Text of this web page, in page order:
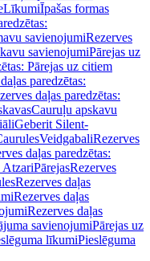
LīkumiĪpašas formas
savienojumiRezerves
savienojumiPārejas uz
Pārejas uz citiem
paredzētas:
daļas paredzētas:
Cauruļu apskavu
Geberit Silent-
VeidgabaliRezerves
daļas paredzētas:
AtzariPārejasRezerves
Rezerves daļas
Rezerves daļas
Rezerves daļas
savienojumiPārejas uz
līkumiPieslēguma